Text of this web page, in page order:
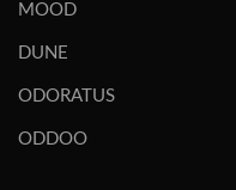
MOOD
DUNE
ODORATUS
ODDOO